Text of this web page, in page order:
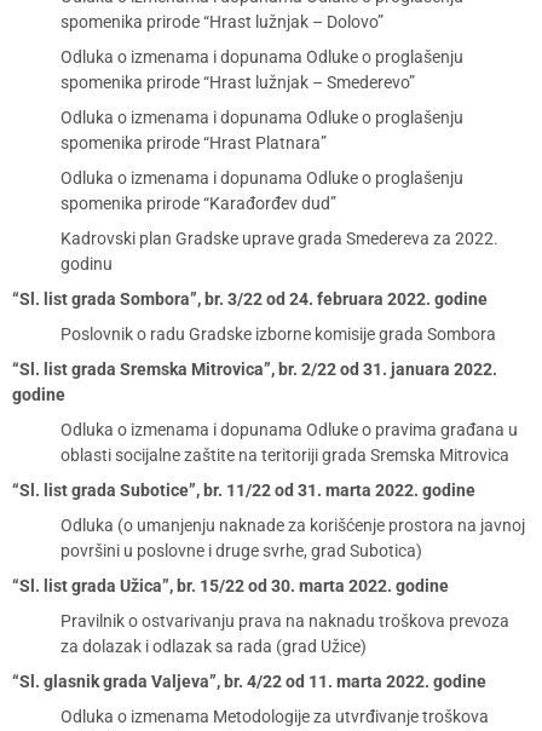
spomenika prirode “Hrast lužnjak – Dolovo”
Odluka o izmenama i dopunama Odluke o proglašenju
spomenika prirode “Hrast lužnjak – Smederevo”
Odluka o izmenama i dopunama Odluke o proglašenju
spomenika prirode “Hrast Platnara”
Odluka o izmenama i dopunama Odluke o proglašenju
spomenika prirode “Karađorđev dud”
Kadrovski plan Gradske uprave grada Smedereva za 2022.
godinu
“Sl. list grada Sombora”, br. 3/22 od 24. februara 2022. godine
Poslovnik o radu Gradske izborne komisije grada Sombora
“Sl. list grada Sremska Mitrovica”, br. 2/22 od 31. januara 2022.
godine
Odluka o izmenama i dopunama Odluke o pravima građana u
oblasti socijalne zaštite na teritoriji grada Sremska Mitrovica
“Sl. list grada Subotice”, br. 11/22 od 31. marta 2022. godine
Odluka (o umanjenju naknade za korišćenje prostora na javnoj
površini u poslovne i druge svrhe, grad Subotica)
“Sl. list grada Užica”, br. 15/22 od 30. marta 2022. godine
Pravilnik o ostvarivanju prava na naknadu troškova prevoza
za dolazak i odlazak sa rada (grad Užice)
“Sl. glasnik grada Valjeva”, br. 4/22 od 11. marta 2022. godine
Odluka o izmenama Metodologije za utvrđivanje troškova